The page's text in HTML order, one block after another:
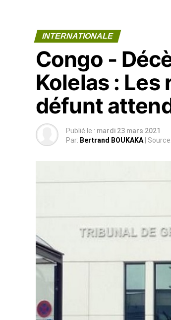
INTERNATIONALE
Congo -
Kolelas : Les
défunt
Publié le : mardi 23 mars 2021
Par: Bertrand BOUKAKA | Source: